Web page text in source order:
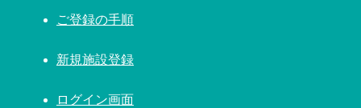
ご登録の手順
新規施設登録
ログイン画面